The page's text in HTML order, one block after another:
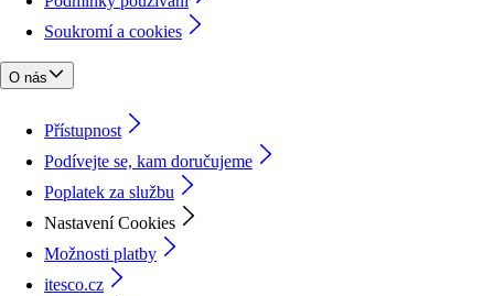
Soukromí a cookies
O nás
Přístupnost
Podívejte se, kam doručujeme
Poplatek za službu
Nastavení Cookies
Možnosti platby
itesco.cz